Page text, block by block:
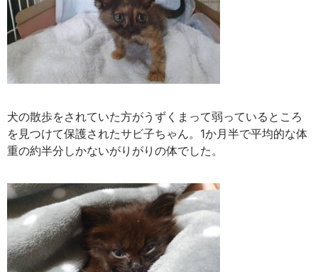
犬の散歩をされていた方がうずくまって弱っているところ
を見つけて保護されたサビ子ちゃん。1か月半で平均的な体
重の約半分しかないがりがりの体でした。